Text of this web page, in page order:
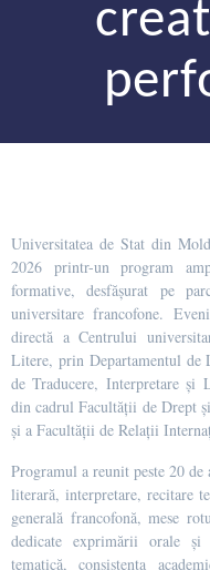
Universitatea de Stat din
2026 printr-un program
formative, desfășurat pe
universitare francofone.
directă a Centrului
Litere, prin Departamentul de
de Traducere, Interpretare
din cadrul Facultății de Drept
și a Facultății de Relații
Programul a reunit peste 20
literară, interpretare, recitare
generală francofonă, mese
dedicate exprimării orale și
tematică, consistența